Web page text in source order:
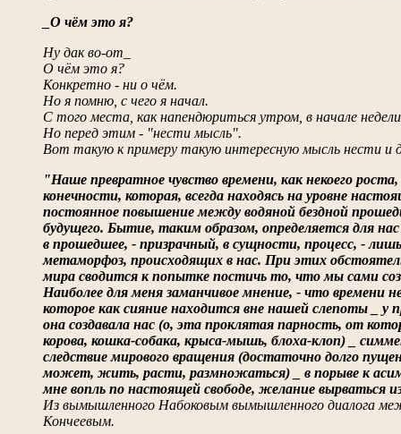
_О чём это я?
Ну дак во-от_
О чём это я?
Конкретно - ни о чём.
Но я помню, с чего я начал.
С того места, как напендюриться утром, в начале
Но перед этим - "нести мысль".
Вот такую к примеру такую интересную мысль нести и
"Наше превратное чувство времени, как некоего
конечности, которая, всегда находясь на уровне
постоянное повышение между водяной бездной
будущего. Бытие, таким образом, определяется для
в прошедшее, - призрачный, в сущности, процесс, -
метаморфоз, происходящих в нас. При этих
мира сводится к попытке постичь то, что мы сами
Наиболее для меня заманчивое мнение, - что времени
которое как сияние находится вне нашей слепоты _ у
она создавала нас (о, эта проклятая парность, от
корова, кошка-собака, крыса-мышь, блоха-клоп) _
следствие мирового вращения (достаточно долго
может, жить, расти, размножаться) _ в порыве к
мне вопль по настоящей свободе, желание вырваться
Из вымышленного Набоковым вымышленного диалога
Кончеевым.